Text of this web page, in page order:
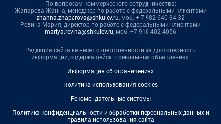
По вопросам коммерческого сотрудничества:
Жапарова Жанна, менеджер по работе с федеральными клиентами
zhanna.zhaparova@shkulev.ru, моб. + 7 982 640 34 32
Ревина Мария, директор по работе с федеральными клиентами
mariya.revina@shkulev.ru, моб. +7 910 402 4056
Редакция сайта не несет ответственности за достоверность
информации, содержащейся в рекламных объявлениях.
Информация об ограничениях
Политика использования cookies
Рекомендательные системы
Политика конфиденциальности и обработки персональных данных и
правила использования сайта